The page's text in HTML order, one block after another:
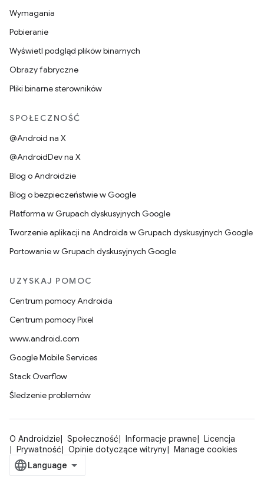
Wymagania
Pobieranie
Wyświetl podgląd plików binarnych
Obrazy fabryczne
Pliki binarne sterowników
SPOŁECZNOŚĆ
@Android na X
@AndroidDev na X
Blog o Androidzie
Blog o bezpieczeństwie w Google
Platforma w Grupach dyskusyjnych Google
Tworzenie aplikacji na Androida w Grupach dyskusyjnych Google
Portowanie w Grupach dyskusyjnych Google
UZYSKAJ POMOC
Centrum pomocy Androida
Centrum pomocy Pixel
www.android.com
Google Mobile Services
Stack Overflow
Śledzenie problemów
O Androidzie Społeczność Informacje prawne
Licencja
Prywatność
Opinie dotyczące witryny Manage cookies